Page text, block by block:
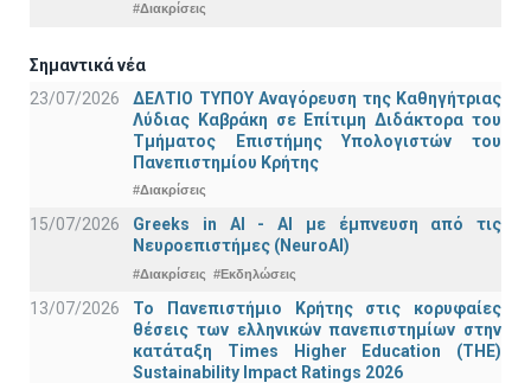
#Διακρίσεις
Σημαντικά νέα
23/07/2026
ΔΕΛΤΙΟ ΤΥΠΟΥ Αναγόρευση της Καθηγήτριας
Λύδιας Καβράκη σε Επίτιμη Διδάκτορα του
Τμήματος Επιστήμης Υπολογιστών του
Πανεπιστημίου Κρήτης
#Διακρίσεις
15/07/2026
Greeks in AI - ΑΙ με έμπνευση από τις
Νευροεπιστήμες (NeuroAI)
#Διακρίσεις #Εκδηλώσεις
13/07/2026
Το Πανεπιστήμιο Κρήτης στις κορυφαίες
θέσεις των ελληνικών πανεπιστημίων στην
κατάταξη Times Higher Education (ΤΗΕ)
Sustainability Impact Ratings 2026